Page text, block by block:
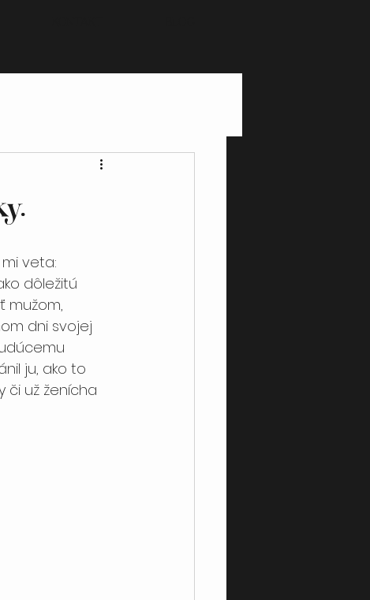
veta:
dôležitú
mužom,
dni svojej
ju, ako to
či už ženícha